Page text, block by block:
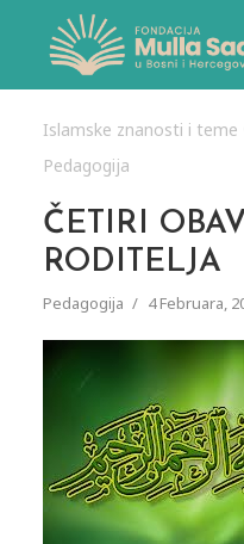
Islamske znanosti i teme
Pedagogija
ČETIRI
RODITELJA
Pedagogija 4 Februara,